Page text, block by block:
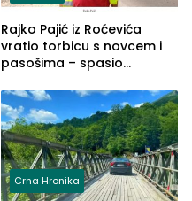
Rajko Pajić iz Roćevića
vratio torbicu s novcem i
pasošima – spasio
Grčkoj
Crna Hronika